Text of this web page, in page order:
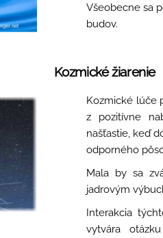
Všeobecne sa
budov.
Kozmické žiarenie
Kozmické lúče
z pozitívne
našťastie, keď
odporného
Mala by sa
jadrovým
Interakcia
vytvára